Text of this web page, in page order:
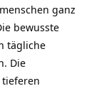
ganz
bewusste
tägliche
Die